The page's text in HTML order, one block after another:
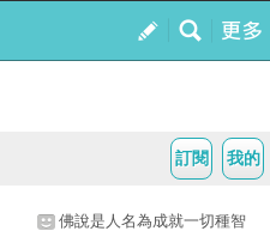
我的
訂閱
佛說是人名為成就一切種智